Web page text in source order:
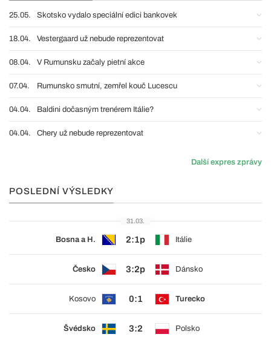
25.05. Skotsko vydalo speciální edici bankovek
18.04. Vestergaard už nebude reprezentovat
08.04. V Rumunsku začaly pietní akce
07.04. Rumunsko smutní, zemřel kouč Lucescu
04.04. Baldini dočasným trenérem Itálie?
04.04. Chery už nebude reprezentovat
Další expres zprávy
POSLEDNÍ VÝSLEDKY
31.03.
Bosna a H. 2:1p Itálie
Česko 3:2p Dánsko
Kosovo 0:1 Turecko
Švédsko 3:2 Polsko